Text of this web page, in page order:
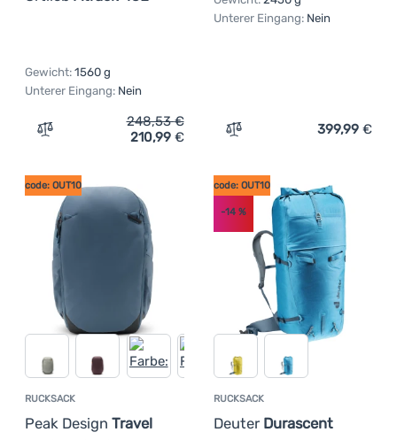
Gewicht: 1560 g
Unterer Eingang: Nein
Zum Vergleich 'Rucksack Ortlieb Atrack 45L' hinzufügen
248,53€
210,99 €
Unterer Eingang: Nein
Zum Vergleich 'Rucksack
399,99 €
RUCKSACK
Peak Design Travel
code: OUT10
RUCKSACK
Deuter Durascent
code: OUT10
-14%